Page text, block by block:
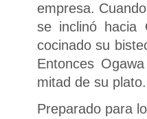
empresa.
se inclinó hacia
cocinado su
Entonces
mitad de su plato.
Preparado para